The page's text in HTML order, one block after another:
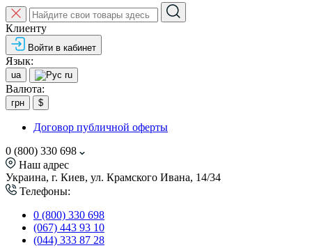
Клиенту
Войти в кабинет
Язык:
ua ru
Валюта:
грн $
Договор публичной оферты
0 (800) 330 698
Наш адрес
Украина, г. Киев, ул. Крамского Ивана, 14/34
Телефоны:
0 (800) 330 698
(067) 443 93 10
(044) 333 87 28